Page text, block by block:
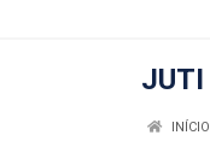
JUTI
INÍCIO